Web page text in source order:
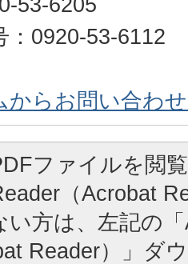
0920-53-6112
からお問い合わ
ファイルを閲
（Acrobat
い方は、左記の
Reader）」ダ